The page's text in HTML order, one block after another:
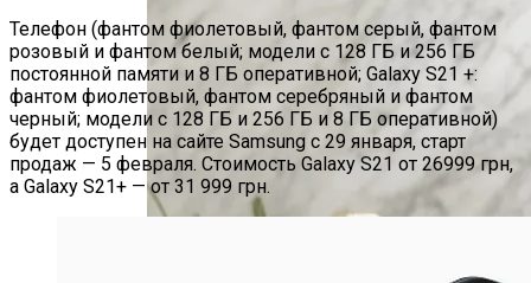
Телефон (фантом фиолетовый, фантом серый, фантом
розовый и фантом белый; модели с 128 ГБ и 256 ГБ
постоянной памяти и 8 ГБ оперативной; Galaxy S21 +:
фантом фиолетовый, фантом серебряный и фантом
черный; модели с 128 ГБ и 256 ГБ и 8 ГБ оперативной)
будет доступен на сайте Samsung с 29 января, старт
продаж — 5 февраля. Стоимость Galaxy S21 от 26999 грн,
а Galaxy S21+ — от 31 999 грн.